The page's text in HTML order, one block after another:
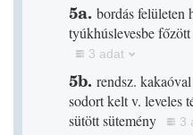
5a. bordás felületen
tyúkhúslevesbe főzött
3 adat
5b. rendsz.
sodort kelt v. leveles
sütött sütemény
3